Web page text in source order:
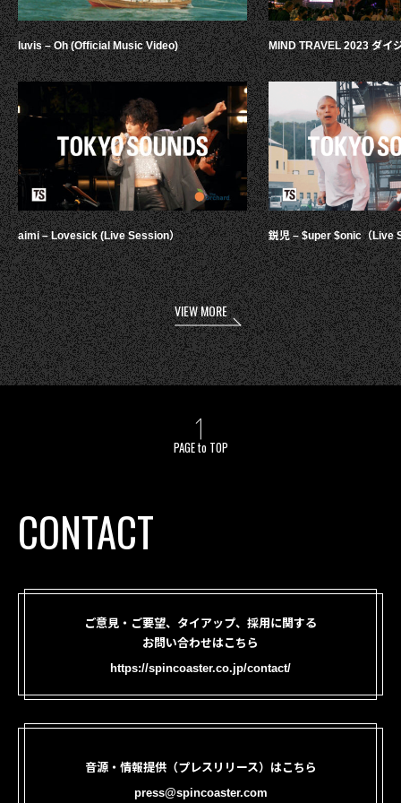
luvis – Oh (Official Music Video)
aimi – Lovesick (Live Session）
MIND TRAVEL 2023 ダイ
鋭児 – $uper $onic（Live
VIEW MORE
PAGE to TOP
CONTACT
ご意見・ご要望、タイアップ、採用に関する
お問い合わせはこちら
https://spincoaster.co.jp/contact/
音源・情報提供（プレスリリース）はこちら
press@spincoaster.com